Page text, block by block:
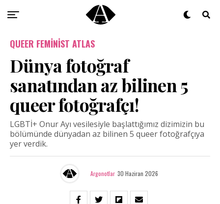
QUEER FEMINIST ATLAS
Dünya fotoğraf
sanatından az bilinen 5
queer fotoğrafçı!
LGBTİ+ Onur Ayı vesilesiyle başlattığımız dizimizin bu
bölümünde dünyadan az bilinen 5 queer fotoğrafçıya
yer verdik.
Argonotlar 30 Haziran 2026